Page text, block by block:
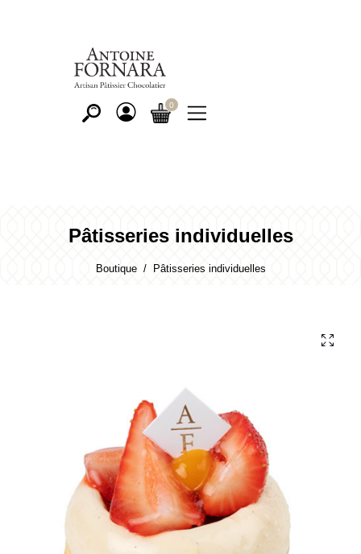
Pâtisseries individuelles
Boutique Pâtisseries individuelles